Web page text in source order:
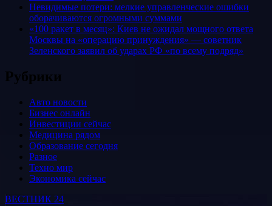
Невидимые потери: мелкие управленческие ошибки
оборачиваются огромными суммами
«100 ракет в месяц»: Киев не ожидал мощного ответа
Москвы на «операцию принуждения» — советник
Зеленского заявил об ударах РФ «по всему подряд»
Рубрики
Авто новости
Бизнес онлайн
Инвестиции сейчас
Медицина рядом
Образование сегодня
Разное
Техно мир
Экономика сейчас
ВЕСТНИК 24